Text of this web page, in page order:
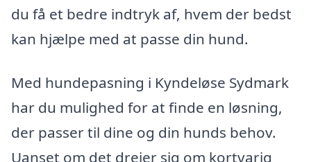
du få et bedre indtryk af, hvem der bedst
kan hjælpe med at passe din hund.
Med hundepasning i Kyndeløse Sydmark
har du mulighed for at finde en løsning,
der passer til dine og din hunds behov.
Uanset om det drejer sig om kortvarig